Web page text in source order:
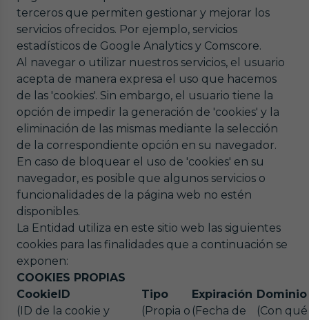
terceros que permiten gestionar y mejorar los
servicios ofrecidos. Por ejemplo, servicios
estadísticos de Google Analytics y Comscore.
Al navegar o utilizar nuestros servicios, el usuario
acepta de manera expresa el uso que hacemos
de las 'cookies'. Sin embargo, el usuario tiene la
opción de impedir la generación de 'cookies' y la
eliminación de las mismas mediante la selección
de la correspondiente opción en su navegador.
En caso de bloquear el uso de 'cookies' en su
navegador, es posible que algunos servicios o
funcionalidades de la página web no estén
disponibles.
La Entidad utiliza en este sitio web las siguientes
cookies para las finalidades que a continuación se
exponen:
COOKIES PROPIAS
CookieID
(ID de la cookie y
Tipo
(Propia o
Expiración
(Fecha de
Dominio
(Con